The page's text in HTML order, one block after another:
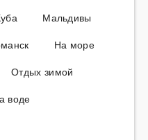
Мальдивы
На море
Отдых зимой
воде